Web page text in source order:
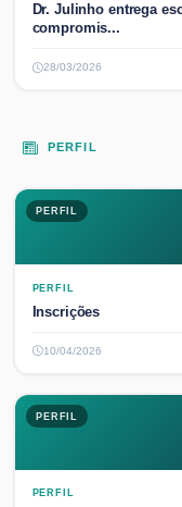
Dr. Julinho entrega
compromis...
28/03/2026
PERFIL
PERFIL
PERFIL
Inscrições
10/04/2026
PERFIL
PERFIL